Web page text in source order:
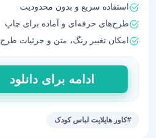
استفاده سریع و بدون محدودیت
طرح‌های حرفه‌ای و آماده برای چاپ
امکان تغییر رنگ، متن و جزئیات طرح
کاور
برای
استوری
لباس
ادامه برای دانلود
#کاور هایلایت لباس کودک